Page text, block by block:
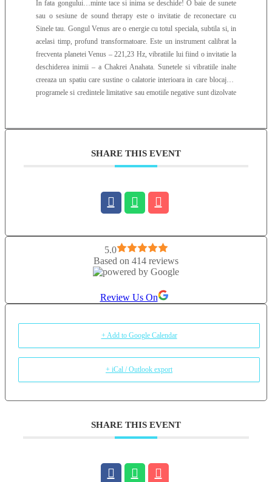
In fata gongului…minte tace si inima se deschide! O baie de sunete
sau o sesiune de sound therapy este o invitatie de reconectare cu
Sinele tau. Gongul Venus are o energie cu totul speciala, subtila si, in
acelasi timp, profund transformatoare. Este un instrument calibrat la
frecventa planetei Venus – 221,23 Hz, vibratiile lui fiind o invitatie la
deschiderea inimii – a Chakrei Anahata. Sunetele si vibratiile inalte
creeaza un spatiu care sustine o calatorie interioara in care blocajele,
programele si credintele limitative sau emotiile negative sunt dizolvate
si impamantare, ajuta – de asemenea – la alinierea cu centrul nostru
rezonanta relaxanta care sustine spatiul pentru liniste interioara,
vindecare si conectare cu Sinele. Toba metalica este calibrata la
inimii, impamantarea si conexiunea noastra Cer-Pamant. Scoica este
un instrument stravechi care deschide spatiul de curatare prin vibratiile
Doar sa fiti deschise, curioase si sa va dati voie sa va bucurati de baia
de sunete! Gongul Venus si instrumentele folosite in timpul sesiunii
de sound therapy sunt o invitatie la conectarea cu iubirea
SHARE THIS EVENT
5.0
Based on 414 reviews
Review Us On
+ Add to Google Calendar
+ iCal / Outlook export
SHARE THIS EVENT